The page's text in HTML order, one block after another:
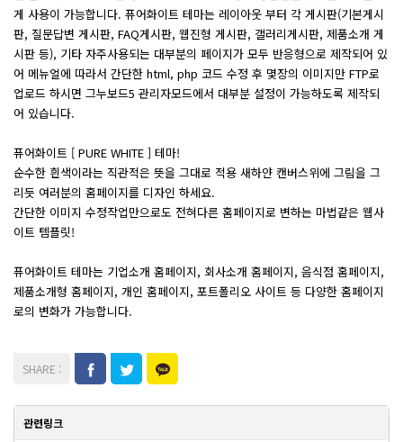
게 사용이 가능합니다. 퓨어화이트 테마는 레이아웃 부터 각 게시판(기본게시
판, 질문답변 게시판, FAQ게시판, 웹진형 게시판, 갤러리게시판, 제품소개 게
시판 등), 기타 자주사용되는 대부분의 페이지가 모두 반응형으로 제작되어 있
어 메뉴얼에 따라서 간단한 html, php 코드 수정 후 몇장의 이미지만 FTP로
업로드 하시면 그누보드5 관리자모드에서 대부분 설정이 가능하도록 제작되
어 있습니다.
퓨어화이트 [ PURE WHITE ] 테마!
순수한 흰색이라는 직관적은 뜻을 그대로 적용 새하얀 캔버스위에 그림을 그
리듯 여러분의 홈페이지를 디자인 하세요.
간단한 이미지 수정작업만으로도 전혀다른 홈페이지로 변하는 마법같은 웹사
이트 템플릿!
퓨어화이트 테마는 기업소개 홈페이지, 회사소개 홈페이지, 음식점 홈페이지,
제품소개형 홈페이지, 개인 홈페이지, 포트폴리오 사이트 등 다양한 홈페이지
로의 변화가 가능합니다.
관련링크